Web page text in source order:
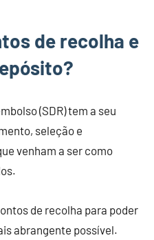
de recolha e
(SDR) tem a seu
seleção e
venham a ser como
de recolha para poder
abrangente possível.